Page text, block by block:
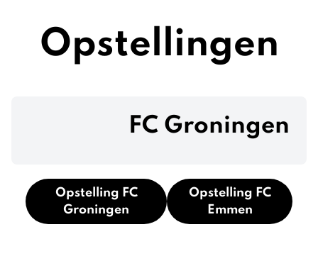
Opstellingen
FC Groningen
Opstelling FC
Groningen
Opstelling FC
Emmen